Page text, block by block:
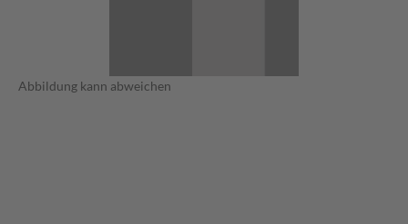
Abbildung kann abweichen